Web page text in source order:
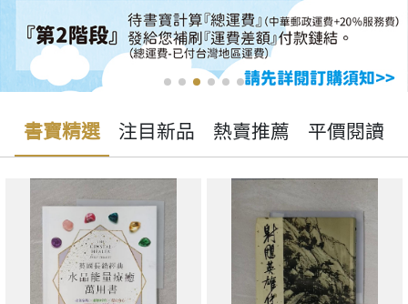
書寶精選 注目新品 熱賣推薦 平價閱讀